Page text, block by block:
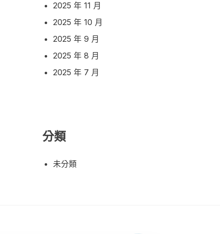
2025 年 11 月
2025 年 10 月
2025 年 9 月
2025 年 8 月
2025 年 7 月
分類
未分類